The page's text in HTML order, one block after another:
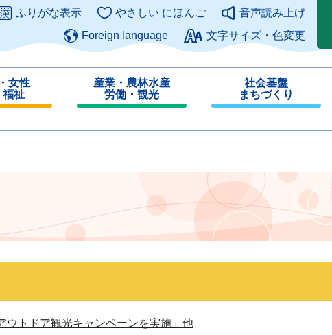
このページの本文へ
ふりがな表示 やさしい にほんご
音声読み上げ
Foreign language
文字サイズ・色変更
女性
福祉
産業・農林水産
労働・観光
じ
社会基盤
まちづくり
じ
ウトドア観光キャンペーンを実施」他